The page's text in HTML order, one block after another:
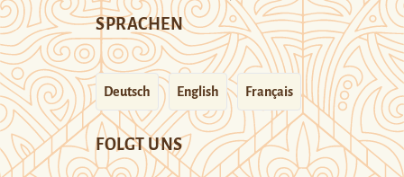
SPRACHEN
Deutsch English Français
FOLGT UNS